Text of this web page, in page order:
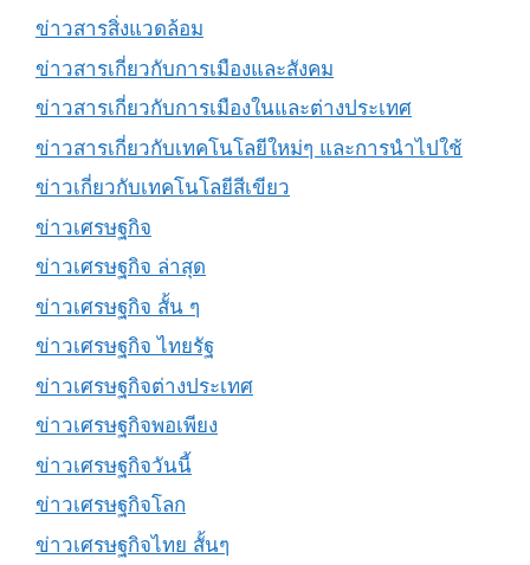
ข่าวสารสิ่งแวดล้อม
ข่าวสารเกี่ยวกับการเมืองและสังคม
ข่าวสารเกี่ยวกับการเมืองในและต่างประเทศ
ข่าวสารเกี่ยวกับเทคโนโลยีใหม่ๆ และการนำไปใช้
ข่าวเกี่ยวกับเทคโนโลยีสีเขียว
ข่าวเศรษฐกิจ
ข่าวเศรษฐกิจ ล่าสุด
ข่าวเศรษฐกิจ สั้น ๆ
ข่าวเศรษฐกิจ ไทยรัฐ
ข่าวเศรษฐกิจต่างประเทศ
ข่าวเศรษฐกิจพอเพียง
ข่าวเศรษฐกิจวันนี้
ข่าวเศรษฐกิจโลก
ข่าวเศรษฐกิจไทย สั้นๆ